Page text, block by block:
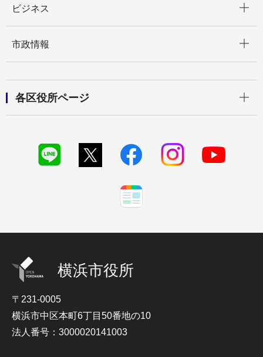
ビジネス
市政情報
各区役所ページ
横浜市役所
〒231-0005
横浜市中区本町6丁目50番地の10
法人番号：3000020141003